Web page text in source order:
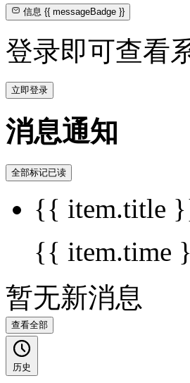
信息{{ messageBadge }}
登录即可查看
立即登录
消息通知
全部标记已读
{{ item.title
{{ item.time
暂无新消息
查看全部
历史